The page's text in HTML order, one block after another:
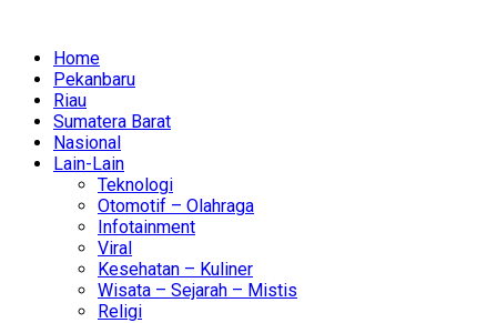
Home
Pekanbaru
Riau
Sumatera Barat
Nasional
Lain-Lain
Teknologi
Otomotif – Olahraga
Infotainment
Viral
Kesehatan – Kuliner
Wisata – Sejarah – Mistis
Religi